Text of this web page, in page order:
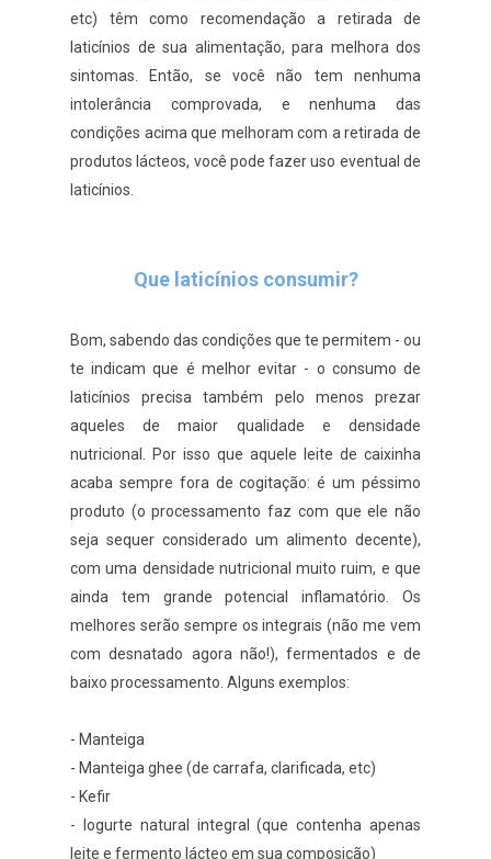
etc) têm como recomendação a retirada de
laticínios de sua alimentação, para melhora dos
sintomas. Então, se você não tem nenhuma
intolerância comprovada, e nenhuma das
condições acima que melhoram com a retirada de
produtos lácteos, você pode fazer uso eventual de
laticínios.
Que laticínios consumir?
Bom, sabendo das condições que te permitem - ou
te indicam que é melhor evitar - o consumo de
laticínios precisa também pelo menos prezar
aqueles de maior qualidade e densidade
nutricional. Por isso que aquele leite de caixinha
acaba sempre fora de cogitação: é um péssimo
produto (o processamento faz com que ele não
seja sequer considerado um alimento decente),
com uma densidade nutricional muito ruim, e que
ainda tem grande potencial inflamatório. Os
melhores serão sempre os integrais (não me vem
com desnatado agora não!), fermentados e de
baixo processamento. Alguns exemplos:
- Manteiga
- Manteiga ghee (de carrafa, clarificada, etc)
- Kefir
- Iogurte natural integral (que contenha apenas
leite e fermento lácteo em sua composição)